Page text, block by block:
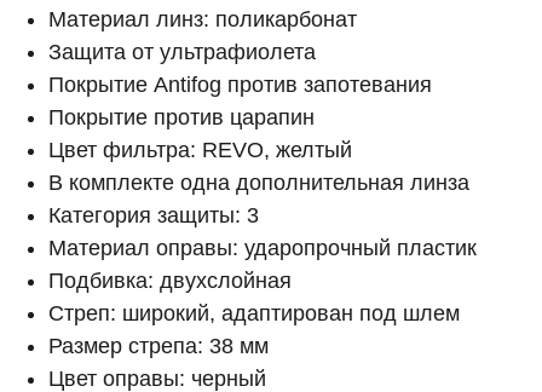
Материал линз: поликарбонат
Защита от ультрафиолета
Покрытие Antifog против запотевания
Покрытие против царапин
Цвет фильтра: REVO, желтый
В комплекте одна дополнительная линза
Категория защиты: 3
Материал оправы: ударопрочный пластик
Подбивка: двухслойная
Стреп: широкий, адаптирован под шлем
Размер стрепа: 38 мм
Цвет оправы: черный